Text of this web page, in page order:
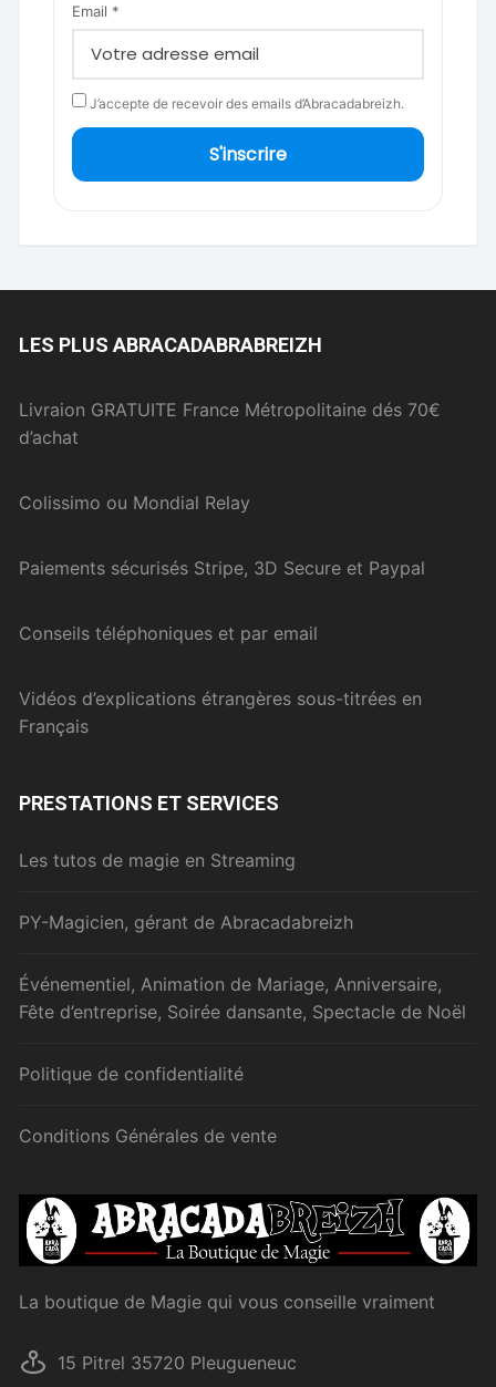
Email *
J’accepte de recevoir des emails d’Abracadabreizh.
S'inscrire
LES PLUS ABRACADABRABREIZH
Livraion GRATUITE France Métropolitaine dés 70€
d’achat
Colissimo ou Mondial Relay
Paiements sécurisés Stripe, 3D Secure et Paypal
Conseils téléphoniques et par email
Vidéos d’explications étrangères sous-titrées en
Français
PRESTATIONS ET SERVICES
Les tutos de magie en Streaming
PY-Magicien, gérant de Abracadabreizh
Événementiel, Animation de Mariage, Anniversaire,
Fête d’entreprise, Soirée dansante, Spectacle de Noël
Politique de confidentialité
Conditions Générales de vente
La boutique de Magie qui vous conseille vraiment
15 Pitrel 35720 Pleugueneuc